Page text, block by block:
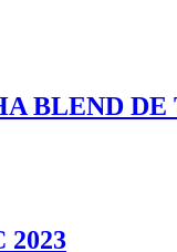
BLEND DE
2023